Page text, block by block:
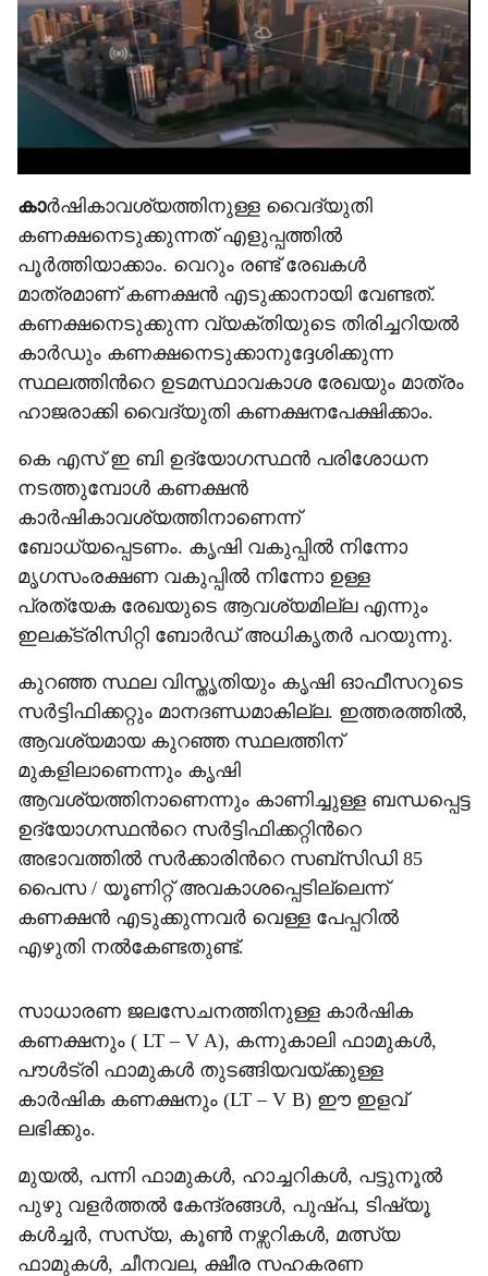
കാർഷികാവശ്യത്തിനുള്ള വൈദ്യുതി
കണക്ഷനെടുക്ക‌ുന്നത് എളുപ്പത്തിൽ
പൂർത്തിയാക്കാം. വെറും രണ്ട് രേഖകൾ
മാത്രമാണ് കണക്ഷൻ എടുക്കാനായി വേണ്ടത്.
കണക്ഷനെടുക്കുന്ന വ്യക്തിയുടെ തിരിച്ചറിയൽ
കാർഡും കണക്ഷനെടുക്കാനുദ്ദേശിക്കുന്ന
സ്ഥലത്തിന്‍റെ ഉടമസ്ഥാവകാശ രേഖയും മാത്രം
ഹാജരാക്കി വൈദ്യുതി കണക്ഷനപേക്ഷിക്കാം.
കെ എസ് ഇ ബി ഉദ്യോഗസ്ഥൻ പരിശോധന
നടത്തുമ്പോൾ കണക്ഷൻ
കാർഷികാവശ്യത്തിനാണെന്ന്
ബോധ്യപ്പെടണം. കൃഷി വകുപ്പിൽ നിന്നോ
മൃഗസംരക്ഷണ വകുപ്പിൽ നിന്നോ ഉള്ള
പ്രത്യേക രേഖയുടെ ആവശ്യമില്ല എന്നും
ഇലക്‌ട്രിസിറ്റി ബോർഡ് അധികൃതർ പറയുന്നു.
കുറഞ്ഞ സ്ഥല വിസ്തൃതിയും കൃഷി ഓഫീസറുടെ
സർട്ടിഫിക്കറ്റും മാനദണ്ഡമാകില്ല. ഇത്തരത്തിൽ,
ആവശ്യമായ കുറഞ്ഞ സ്ഥലത്തിന്
മുകളിലാണെന്നും കൃഷി
ആവശ്യത്തിനാണെന്നും കാണിച്ചുള്ള ബന്ധപ്പെട്ട
ഉദ്യോഗസ്ഥന്‍റെ സർട്ടിഫിക്കറ്റിന്‍റെ
അഭാവത്തിൽ സർക്കാരിന്‍റെ സബ്സിഡി 85
പൈസ / യൂണിറ്റ് അവകാശപ്പെടില്ലെന്ന്
കണക്ഷൻ എടുക്കുന്നവർ വെള്ള പേപ്പറിൽ
എഴുതി നൽകേണ്ടതുണ്ട്.
സാധാരണ ജലസേചനത്തിനുള്ള കാർഷിക
കണക്ഷനും ( LT – V A), കന്നുകാലി ഫാമുകൾ,
പൗൾട്രി ഫാമുകൾ തുടങ്ങിയവയ്ക്കുള്ള
കാർഷിക കണക്ഷനും (LT – V B) ഈ ഇളവ്
ലഭിക്കും.
മുയൽ, പന്നി ഫാമുകൾ, ഹാച്ചറികൾ, പട്ടുനൂൽ
പുഴു വളർത്തൽ കേന്ദ്രങ്ങൾ, പുഷ്പ, ടിഷ്യൂ
കൾച്ചർ, സസ്യ, കൂൺ നഴ്സറികൾ, മത്സ്യ
ഫാമുകൾ, ചീനവല, ക്ഷീര സഹകരണ